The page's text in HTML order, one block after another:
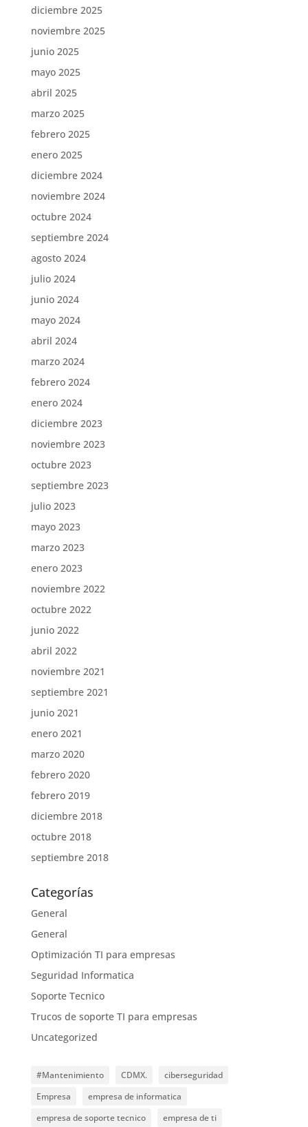
diciembre 2025
noviembre 2025
junio 2025
mayo 2025
abril 2025
marzo 2025
febrero 2025
enero 2025
diciembre 2024
noviembre 2024
octubre 2024
septiembre 2024
agosto 2024
julio 2024
junio 2024
mayo 2024
abril 2024
marzo 2024
febrero 2024
enero 2024
diciembre 2023
noviembre 2023
octubre 2023
septiembre 2023
julio 2023
mayo 2023
marzo 2023
enero 2023
noviembre 2022
octubre 2022
junio 2022
abril 2022
noviembre 2021
septiembre 2021
junio 2021
enero 2021
marzo 2020
febrero 2020
febrero 2019
diciembre 2018
octubre 2018
septiembre 2018
Categorías
General
General
Optimización TI para empresas
Seguridad Informatica
Soporte Tecnico
Trucos de soporte TI para empresas
Uncategorized
#Mantenimiento CDMX.
ciberseguridad
Empresa
empresa de informatica
empresa de soporte tecnico
empresa de ti